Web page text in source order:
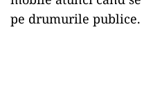
pe drumurile publice.